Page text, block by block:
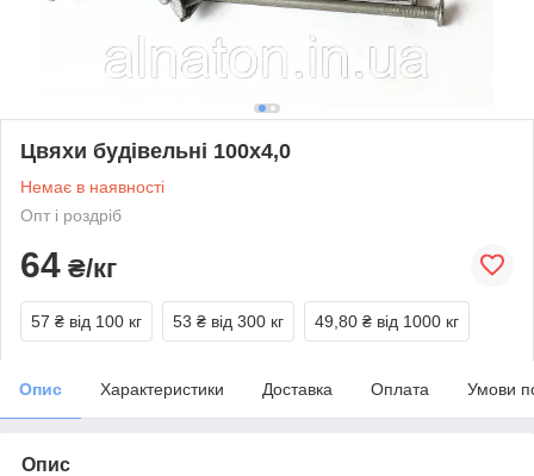
Цвяхи будівельні 100х4,0
Немає в наявності
Опт і роздріб
64 ₴/кг
57 ₴ від 100 кг 53 ₴ від 300 кг 49,80 ₴ від 1000 кг
Опис Характеристики Доставка Оплата Умови
Опис